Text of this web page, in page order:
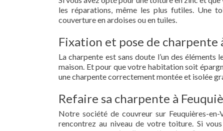
les réparations, même les plus futiles. Une
couverture en ardoises ou en tuiles.
Fixation et pose de charpente
La charpente est sans doute l’un des éléments
maison. Et pour que votre habitation soit
une charpente correctement montée et isolée
Refaire sa charpente à
Notre société de couvreur sur Feuquières-
rencontrez au niveau de votre toiture. Si